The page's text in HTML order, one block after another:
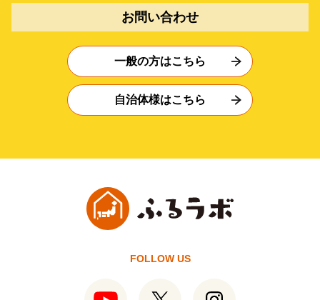
お問い合わせ
一般の方はこちら
自治体様はこちら
FOLLOW US